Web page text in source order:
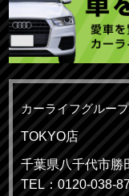
カーライフグルー
TOKYO店
千葉県八千代市勝
TEL：0120-038-